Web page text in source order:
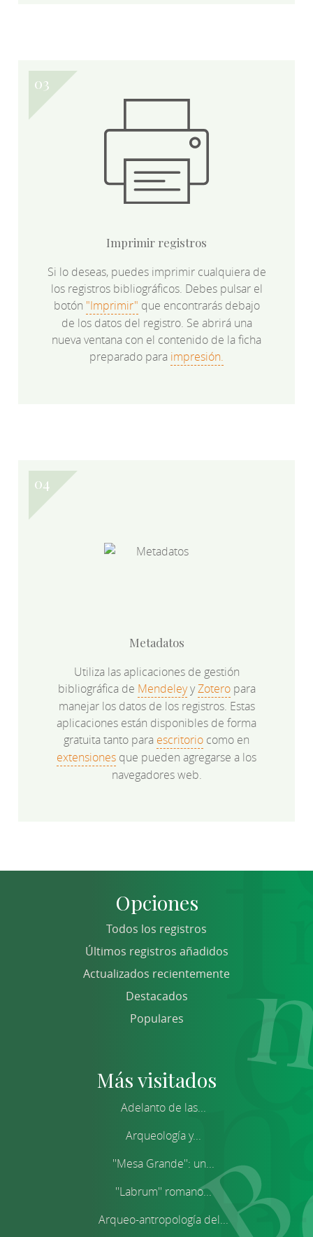
Imprimir registros
Si lo deseas, puedes imprimir cualquiera de
los registros bibliográficos. Debes pulsar el
botón "Imprimir" que encontrarás debajo
de los datos del registro. Se abrirá una
nueva ventana con el contenido de la ficha
preparado para impresión.
Metadatos
Utiliza las aplicaciones de gestión
bibliográfica de MendeleyyZoteropara
manejar los datos de los registros. Estas
aplicaciones están disponibles de forma
gratuita tanto para escritorio como en
extensiones que pueden agregarse a los
navegadores web.
Opciones
Todos los registros
Últimos registros añadidos
Actualizados recientemente
Destacados
Populares
Más visitados
Adelanto de las...
Arqueología y...
''Mesa Grande'': un...
''Labrum'' romano...
Arqueo-antropología del...